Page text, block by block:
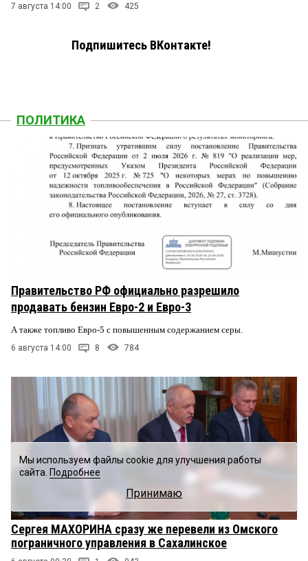
7 августа 14:00 2 425
Подпишитесь ВКонтакте!
ПОЛИТИКА
Правительство РФ официально разрешило
продавать бензин Евро-2 и Евро-3
А также топливо Евро-5 с повышенным содержанием серы.
6 августа 14:00 8 784
Сергея МАХОРИНА сразу же перевели из Омского
пограничного управления в Сахалинское
Мы используем файлы cookie для улучшения работы
сайта. Подробнее
Принимаю